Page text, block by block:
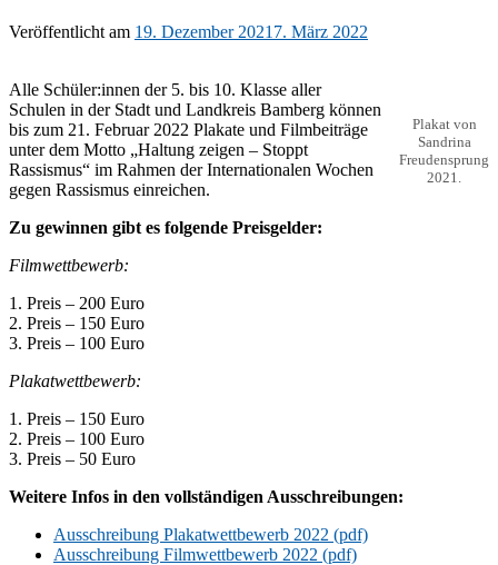
Veröffentlicht am 19. Dezember 2021 7. März 2022
Plakat von
Sandrina
Freudensprung
2021.
Alle Schüler:innen der 5. bis 10. Klasse aller
Schulen in der Stadt und Landkreis Bamberg können
bis zum 21. Februar 2022 Plakate und Filmbeiträge
unter dem Motto „Haltung zeigen – Stoppt
Rassismus“ im Rahmen der Internationalen Wochen
gegen Rassismus einreichen.
Zu gewinnen gibt es folgende Preisgelder:
Filmwettbewerb:
1. Preis – 200 Euro
2. Preis – 150 Euro
3. Preis – 100 Euro
Plakatwettbewerb:
1. Preis – 150 Euro
2. Preis – 100 Euro
3. Preis – 50 Euro
Weitere Infos in den vollständigen Ausschreibungen:
Ausschreibung Plakatwettbewerb 2022 (pdf)
Ausschreibung Filmwettbewerb 2022 (pdf)